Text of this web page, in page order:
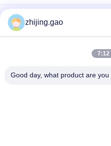
廃水処理用ロータリードラムス
マイクロビール工場のためのク
zhijing.gao
7:12
Good day, what product are